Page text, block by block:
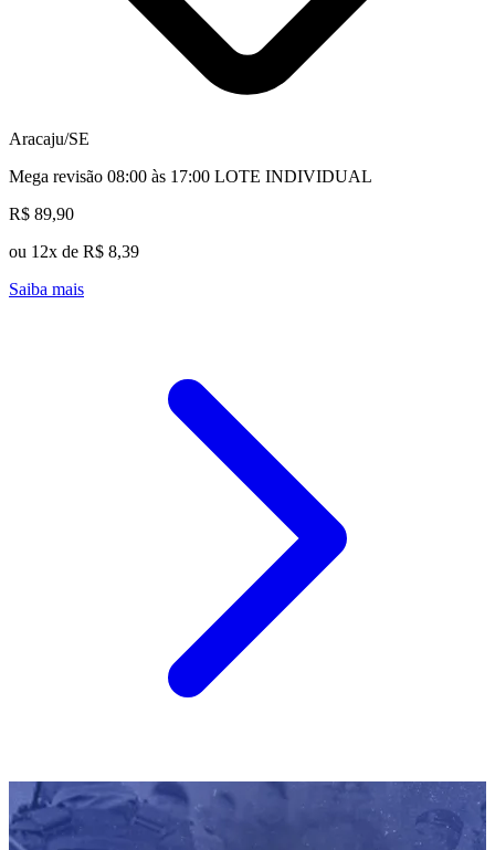
Aracaju/SE
Mega revisão 08:00 às 17:00 LOTE INDIVIDUAL
R$ 89,90
ou 12x de R$ 8,39
Saiba mais